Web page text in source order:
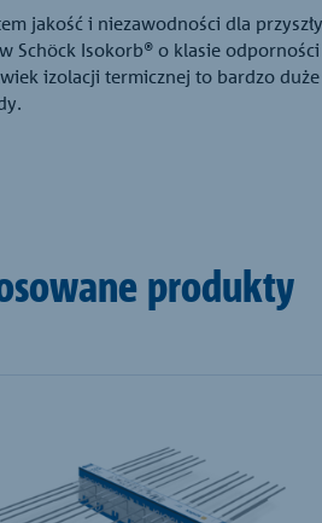
jakość i niezawodności dla
Schöck Isokorb® o klasie
izolacji termicznej to bardzo
produkty